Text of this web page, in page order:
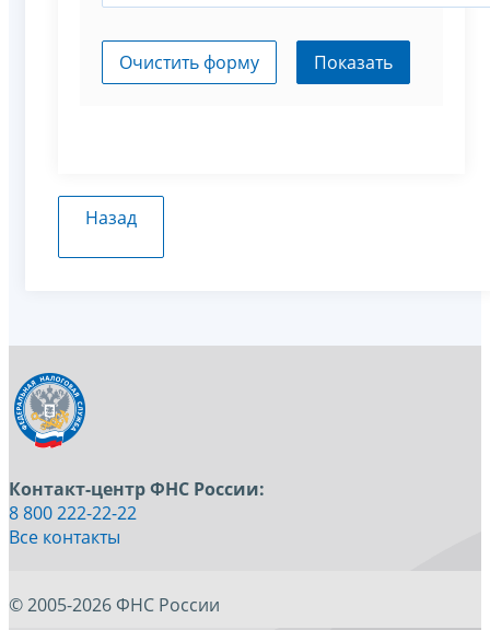
Очистить форму Показать
Назад
Контакт-центр ФНС России:
8 800 222-22-22
Все контакты
© 2005-2026 ФНС России